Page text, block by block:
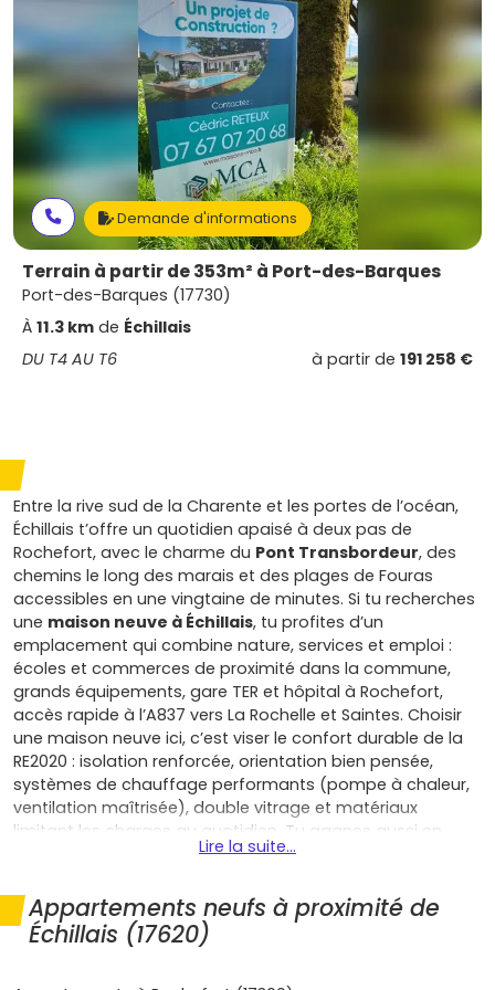
Demande d'informations
Terrain à partir de 353m² à Port-des-Barques
Port-des-Barques (17730)
À 11.3 km de Échillais
DU T4 AU T6
à partir de 191 258 €
Entre la rive sud de la Charente et les portes de l’océan,
Échillais t’offre un quotidien apaisé à deux pas de
Rochefort, avec le charme du Pont Transbordeur, des
chemins le long des marais et des plages de Fouras
accessibles en une vingtaine de minutes. Si tu recherches
une maison neuve à Échillais, tu profites d’un
emplacement qui combine nature, services et emploi :
écoles et commerces de proximité dans la commune,
grands équipements, gare TER et hôpital à Rochefort,
accès rapide à l’A837 vers La Rochelle et Saintes. Choisir
une maison neuve ici, c’est viser le confort durable de la
RE2020 : isolation renforcée, orientation bien pensée,
systèmes de chauffage performants (pompe à chaleur,
ventilation maîtrisée), double vitrage et matériaux
limitant les charges au quotidien. Tu gagnes aussi en
tranquillité grâce aux garanties du neuf (parfait
réduits, avec à la clé une possible exonération temporaire
de taxe foncière selon la politique locale. Pour un premier
achat ou un projet locatif, la localisation d’Échillais, au
Lire la suite...
Appartements neufs à proximité de
Échillais (17620)